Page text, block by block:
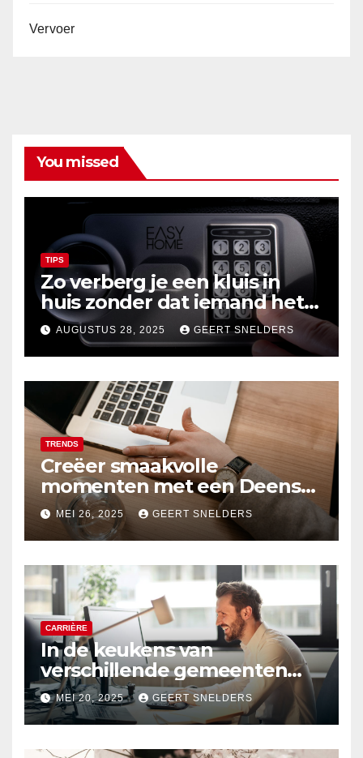
Vervoer
You missed
TIPS
Zo verberg je een kluis in
huis zonder dat iemand het
merkt
AUGUSTUS 28, 2025 GEERT SNELDERS
TRENDS
Creëer smaakvolle
momenten met een Deens
ovale eettafel
MEI 26, 2025 GEERT SNELDERS
CARRIÈRE
In de keukens van
verschillende gemeenten
kijken? Ga werken als
schuldhulpverlener
MEI 20, 2025 GEERT SNELDERS